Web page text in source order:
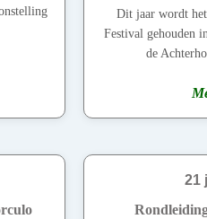
Dit jaar wordt
Festival gehouden
de
21